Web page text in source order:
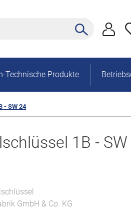
Technische Produkte
- SW 24
1B -
GmbH & Co. KG